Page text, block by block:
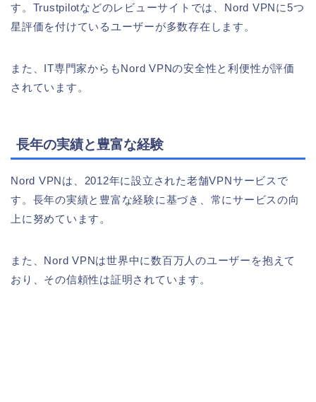
す。Trustpilotなどのレビューサイトでは、Nord VPNに5つ
星評価を付けているユーザーが多数存在します。
また、IT専門家からもNord VPNの安全性と利便性が評価
されています。
長年の実績と豊富な経験
Nord VPNは、2012年に設立された老舗VPNサービスで
す。長年の実績と豊富な経験に基づき、常にサービスの向
上に努めています。
また、Nord VPNは世界中に数百万人のユーザーを抱えて
おり、その信頼性は証明されています。